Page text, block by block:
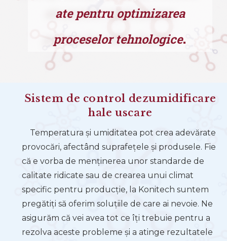
ate pentru optimizarea
proceselor tehnologice.
Sistem de control dezumidificare
hale uscare
Temperatura și umiditatea pot crea adevărate
provocări, afectând suprafețele și produsele. Fie
că e vorba de menținerea unor standarde de
calitate ridicate sau de crearea unui climat
specific pentru producție, la Konitech suntem
pregătiți să oferim soluțiile de care ai nevoie. Ne
asigurăm că vei avea tot ce îți trebuie pentru a
rezolva aceste probleme și a atinge rezultatele